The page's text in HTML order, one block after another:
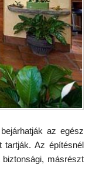
az egész
Az építésnél
másrészt